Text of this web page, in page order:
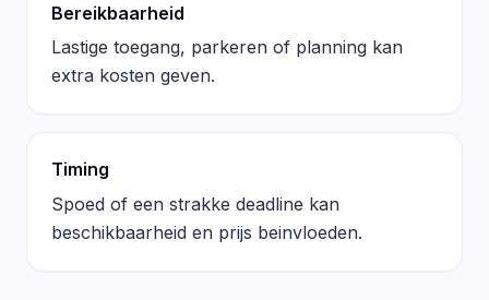
Bereikbaarheid
Lastige toegang, parkeren of planning kan
extra kosten geven.
Timing
Spoed of een strakke deadline kan
beschikbaarheid en prijs beinvloeden.